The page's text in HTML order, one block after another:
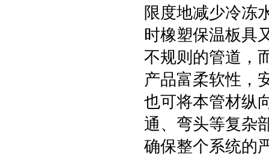
限度地减少冷冻
时橡塑保温板具
不规则的管道，
产品富柔软性，
也可将本管材纵
通、弯头等复杂
确保整个系统的